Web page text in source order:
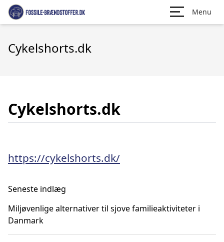
Menu
Cykelshorts.dk
Cykelshorts.dk
https://cykelshorts.dk/
Seneste indlæg
Miljøvenlige alternativer til sjove familieaktiviteter i
Danmark